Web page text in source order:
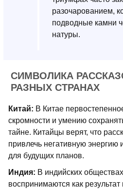
разочарованием,
подводные камни
натуры.
СИМВОЛИКА
РАЗНЫХ СТРАНАХ
Китай: В Китае
скромности и умению
тайне. Китайцы верят, что
привлечь негативную энергию
для будущих планов.
Индия: В индийских
воспринимаются как результат